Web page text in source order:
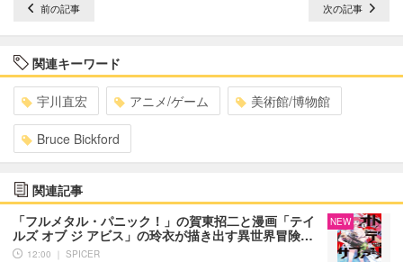
前の記事 次の記事
関連キーワード
宇川直宏 アニメ/ゲーム 美術館/博物館
Bruce Bickford
関連記事
「フルメタル・パニック！」の賀東招二と漫画「テイ
ルズ オブ ジ アビス」の玲衣が描き出す異世界冒険…
12:00 ｜ SPICER
NEW